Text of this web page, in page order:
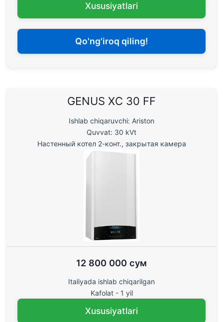
Xususiyatlari
Qo'ng'iroq qiling!
GENUS XС 30 FF
Ishlab chiqaruvchi: Ariston
Quvvat: 30 kVt
Настенный котел 2-конт., закрытая камера
12 800 000 сум
Italiyada ishlab chiqarilgan
Kafolat - 1 yil
Xususiyatlari